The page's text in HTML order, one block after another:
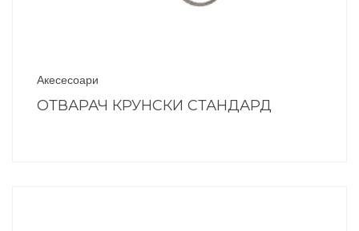
Акесесоари
ОТВАРАЧ КРУНСКИ СТАНДАРД